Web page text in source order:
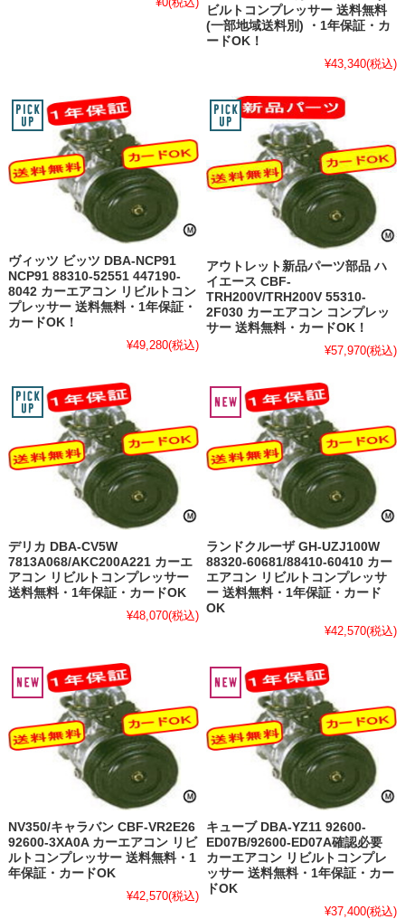
ビルトコンプレッサー 送料無料
(一部地域送料別) ・1年保証・カ
ードOK！
¥43,340(税込)
ヴィッツ ビッツ DBA-NCP91
NCP91 88310-52551 447190-
8042 カーエアコン リビルトコン
プレッサー 送料無料・1年保証・
カードOK！
¥49,280(税込)
アウトレット新品パーツ部品 ハ
イエース CBF-
TRH200V/TRH200V 55310-
2F030 カーエアコン コンプレッ
サー 送料無料・カードOK！
¥57,970(税込)
デリカ DBA-CV5W
7813A068/AKC200A221 カーエ
アコン リビルトコンプレッサー
送料無料・1年保証・カードOK
¥48,070(税込)
ランドクルーザ GH-UZJ100W
88320-60681/88410-60410 カー
エアコン リビルトコンプレッサ
ー 送料無料・1年保証・カード
OK
¥42,570(税込)
NV350/キャラバン CBF-VR2E26
92600-3XA0A カーエアコン リビ
ルトコンプレッサー 送料無料・1
年保証・カードOK
¥42,570(税込)
キューブ DBA-YZ11 92600-
ED07B/92600-ED07A確認必要
カーエアコン リビルトコンプレ
ッサー 送料無料・1年保証・カー
ドOK
¥37,400(税込)